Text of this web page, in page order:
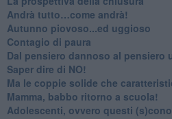
​Andrà tutto…come andrà!
Autunno piovoso...ed uggioso
​Contagio di paura
​Dal pensiero dannoso al pensiero
​Saper dire di NO!
​Ma le coppie solide che
​Mamma, babbo ritorno a scuola!
Adolescenti, ovvero questi